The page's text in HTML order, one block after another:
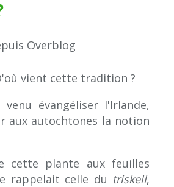
Overblog
vient cette tradition ?
évangéliser l'Irlande,
aux autochtones la notion
cette plante aux feuilles
rappelait celle du triskell,